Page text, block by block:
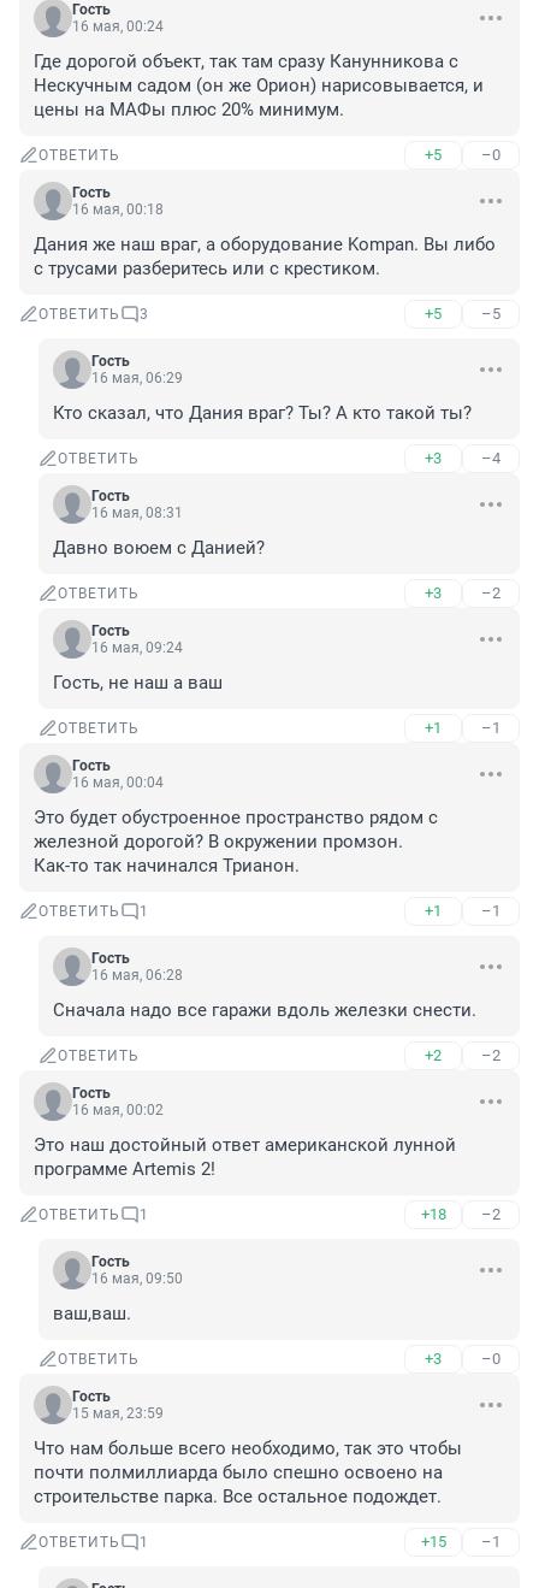
Гость
16 мая, 00:24
Где дорогой объект, так там сразу Канунникова с
Нескучным садом (он же Орион) нарисовывается, и
цены на МАФы плюс 20% минимум.
ОТВЕТИТЬ +5 –0
Гость
16 мая, 00:18
Дания же наш враг, а оборудование Kompan. Вы либо
с трусами разберитесь или с крестиком.
ОТВЕТИТЬ 3 +5 –5
Гость
16 мая, 06:29
Кто сказал, что Дания враг? Ты? А кто такой ты?
ОТВЕТИТЬ +3 –4
Гость
16 мая, 08:31
Давно воюем с Данией?
ОТВЕТИТЬ +3 –2
Гость
16 мая, 09:24
Гость, не наш а ваш
ОТВЕТИТЬ +1 –1
Гость
16 мая, 00:04
Это будет обустроенное пространство рядом с
железной дорогой? В окружении промзон.
Как-то так начинался Трианон.
ОТВЕТИТЬ 1 +1 –1
Гость
16 мая, 06:28
Сначала надо все гаражи вдоль железки снести.
ОТВЕТИТЬ +2 –2
Гость
16 мая, 00:02
Это наш достойный ответ американской лунной
программе Artemis 2!
ОТВЕТИТЬ 1 +18 –2
Гость
16 мая, 09:50
ваш,ваш.
ОТВЕТИТЬ +3 –0
Гость
15 мая, 23:59
Что нам больше всего необходимо, так это чтобы
почти полмиллиарда было спешно освоено на
строительстве парка. Все остальное подождет.
ОТВЕТИТЬ 1 +15 –1